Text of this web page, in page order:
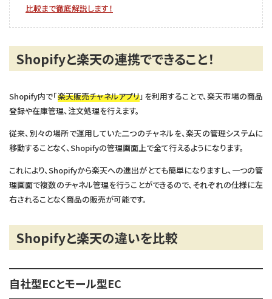
比較まで徹底解説します！
Shopifyと楽天の連携でできること！
Shopify内で「楽天販売チャネルアプリ」を利用することで、楽天市場の商品
登録や在庫管理、注文処理を行えます。
従来、別々の場所で運用していた二つのチャネルを、楽天の管理システムに
移動することなく、Shopifyの管理画面上で全て行えるようになります。
これにより、Shopifyから楽天への進出がとても簡単になりますし、一つの管
理画面で複数のチャネル管理を行うことができるので、それぞれの仕様に左
右されることなく商品の販売が可能です。
Shopifyと楽天の違いを比較
自社型ECとモール型EC